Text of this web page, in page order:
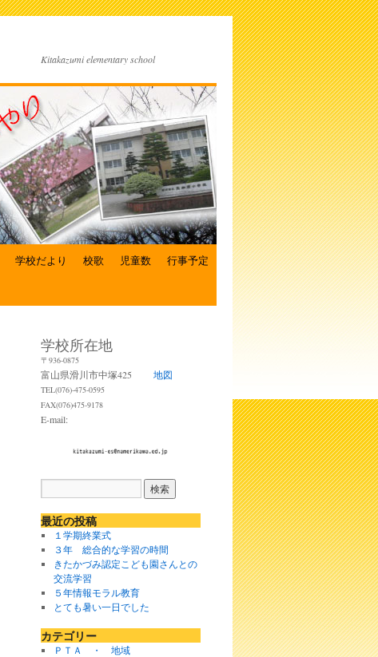
Kitakazumi elementary school
学校だより 校歌 児童数
行事予定
学校所在地
〒936-0875
富山県滑川市中塚425 地図
TEL(076)-475-0595
FAX(076)475-9178
E-mail:
最近の投稿
１学期終業式
３年 総合的な学習の時間
きたかづみ認定こども園さんとの
交流学習
５年情報モラル教育
とても暑い一日でした
カテゴリー
ＰＴＡ ・ 地域